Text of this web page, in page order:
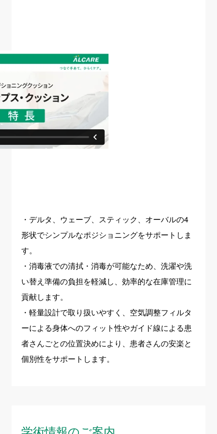
・デルタ、ウェーブ、スティック、オーバルの4
形状でシンプルなポジショニングをサポートしま
す。
・消毒液での清拭・消毒が可能なため、洗濯や洗
い替え準備の負担を軽減し、効率的な在庫管理に
貢献します。
・軽量設計で取り扱いやすく、空気調整フィルタ
ーによる身体へのフィット性やガイド線による患
者さんごとの位置決めにより、患者さんの安楽と
個別性をサポートします。